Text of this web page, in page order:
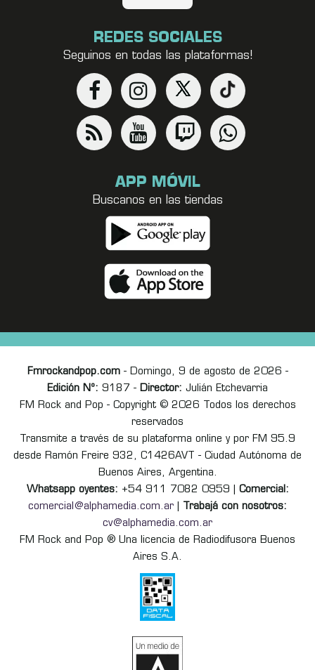
REDES SOCIALES
Seguinos en todas las plataformas!
APP MÓVIL
Buscanos en las tiendas
Fmrockandpop.com- Domingo, 9 de agosto de 2026 -
Edición Nº: 9187 - Director: Julián Etchevarria
FM Rock and Pop - Copyright © 2026 Todos los derechos
reservados
Transmite a través de su plataforma online y por FM 95.9
desde Ramón Freire 932, C1426AVT - Ciudad Autónoma de
Buenos Aires, Argentina.
Whatsapp oyentes: +54 911 7082 0959 | Comercial:
comercial@alphamedia.com.ar
Trabajá con nosotros:
cv@alphamedia.com.ar
FM Rock and Pop ® Una licencia de Radiodifusora Buenos
Aires S.A.